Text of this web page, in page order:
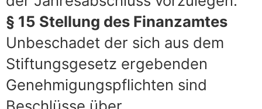
§ 15 Stellung des Finanzamtes
Unbeschadet der sich aus dem
Stiftungsgesetz ergebenden
Genehmigungspflichten sind